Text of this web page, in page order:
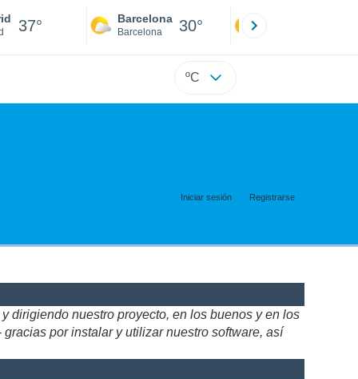
37° Barcelona
Barcelona 30°
ºC
Iniciar sesión Registrarse
dirigiendo nuestro proyecto, en los buenos y en los
por instalar y utilizar nuestro software, así